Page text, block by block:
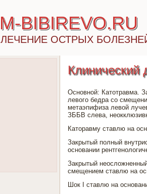
M-BIBIREVO.RU
ЛЕЧЕНИЕ ОСТРЫХ
Клинический
Основной: Катотравма.
левого бедра со
метаэпифиза левой
ЗББВ слева,
Каторавму ставлю на
Закрытый полный
основании
Закрытый
смещением ставлю на
Шок I ставлю на